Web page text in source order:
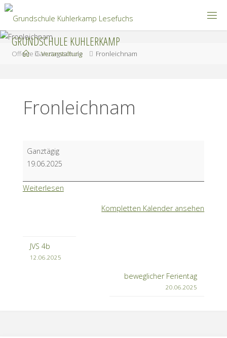
Zum
Inhalt
springen
GRUNDSCHULE KUHLERKAMP
Offene Ganztagsschule
StartVeranstaltung Fronleichnam
Fronleichnam
Fronleichnam
Ganztägig
19.06.2025
Weiterlesen
Kompletten Kalender ansehen
JVS 4b
12.06.2025
beweglicher Ferientag
20.06.2025